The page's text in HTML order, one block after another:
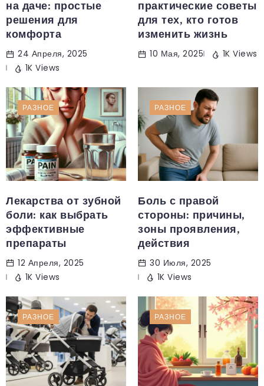
на даче: простые
решения для
комфорта
24 Апреля, 2025
1K Views
практические советы
для тех, кто готов
изменить жизнь
10 Мая, 2025 1K Views
РАЗНОЕ
Лекарства от зубной
боли: как выбрать
эффективные
препараты
12 Апреля, 2025
1K Views
РАЗНОЕ
Боль с правой
стороны: причины,
зоны проявления,
действия
30 Июля, 2025
1K Views
РАЗНОЕ РАЗНОЕ